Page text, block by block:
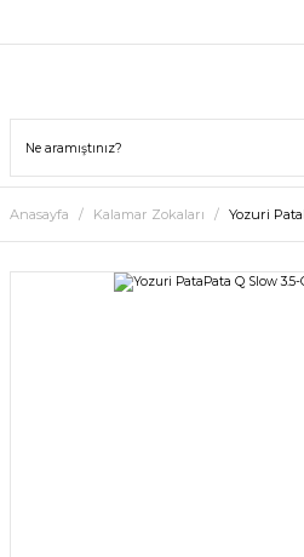
Anasayfa Kalamar Zokaları Yozuri